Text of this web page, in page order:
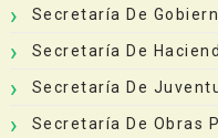
Secretaría De
Secretaría De
Secretaría De
Secretaría De Obras